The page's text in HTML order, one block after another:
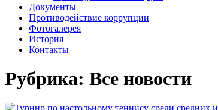
Документы
Противодействие коррупции
Фотогалерея
История
Контакты
Рубрика: Все новости